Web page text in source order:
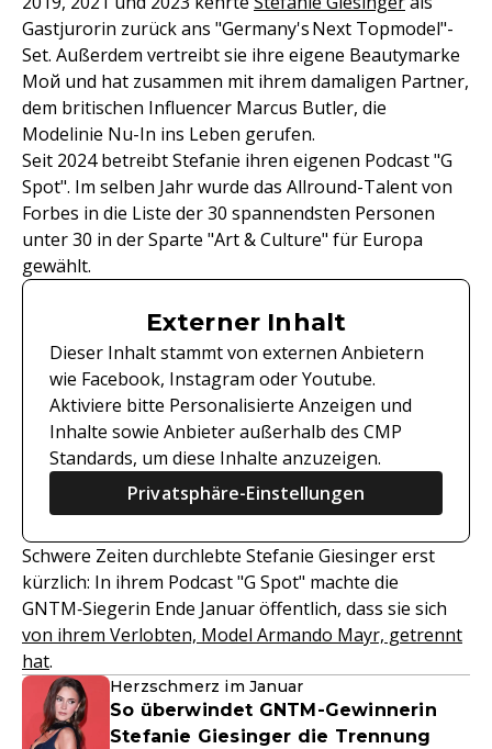
Gastjurorin zurück ans "Germany's Next Topmodel"-
Set. Außerdem vertreibt sie ihre eigene Beautymarke
Мой und hat zusammen mit ihrem damaligen Partner,
dem britischen Influencer Marcus Butler, die
Modelinie Nu-In ins Leben gerufen.
Seit 2024 betreibt Stefanie ihren eigenen Podcast "G
Spot". Im selben Jahr wurde das Allround-Talent von
Forbes in die Liste der 30 spannendsten Personen
unter 30 in der Sparte "Art & Culture" für Europa
gewählt.
Externer Inhalt
Dieser Inhalt stammt von externen Anbietern
wie Facebook, Instagram oder Youtube.
Aktiviere bitte Personalisierte Anzeigen und
Inhalte sowie Anbieter außerhalb des CMP
Standards, um diese Inhalte anzuzeigen.
Privatsphäre-Einstellungen
Schwere Zeiten durchlebte Stefanie Giesinger erst
kürzlich: In ihrem Podcast "G Spot" machte die
GNTM‑Siegerin Ende Januar öffentlich, dass sie sich
von ihrem Verlobten, Model Armando Mayr, getrennt
hat.
Herzschmerz im Januar
So überwindet GNTM-Gewinnerin
Stefanie Giesinger die Trennung